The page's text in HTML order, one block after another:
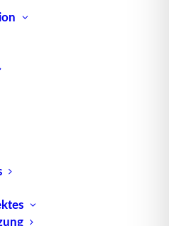
- Das